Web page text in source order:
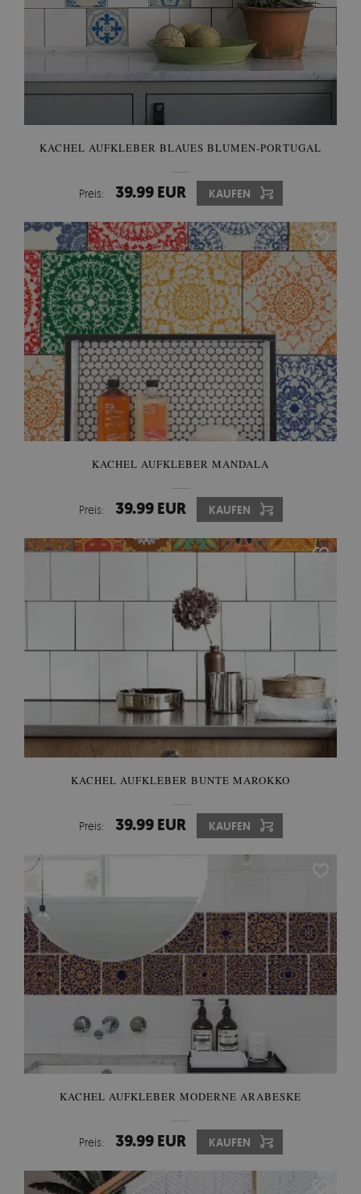
KACHEL AUFKLEBER BLAUES BLUMEN-PORTUGAL
Preis: 39.99 EUR KAUFEN
KACHEL AUFKLEBER MANDALA
Preis: 39.99 EUR KAUFEN
KACHEL AUFKLEBER BUNTE MAROKKO
Preis: 39.99 EUR KAUFEN
KACHEL AUFKLEBER MODERNE ARABESKE
Preis: 39.99 EUR KAUFEN